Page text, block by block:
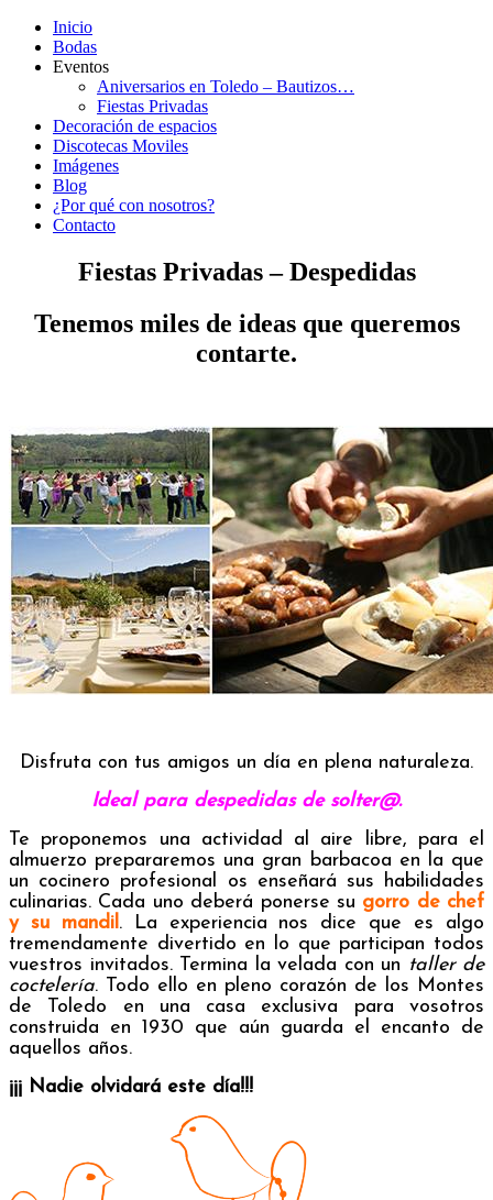
Inicio
Bodas
Eventos
Aniversarios en Toledo – Bautizos…
Fiestas Privadas
Decoración de espacios
Discotecas Moviles
Imágenes
Blog
¿Por qué con nosotros?
Contacto
Fiestas Privadas – Despedidas
Tenemos miles de ideas que queremos
contarte.
Disfruta con tus amigos un día en plena naturaleza.
Ideal para despedidas de solter@.
Te proponemos una actividad al aire libre, para el
almuerzo prepararemos una gran barbacoa en la que
un cocinero profesional os enseñará sus habilidades
culinarias. Cada uno deberá ponerse su gorro de chef
y su mandil . La experiencia nos dice que es algo
tremendamente divertido en lo que participan todos
vuestros invitados. Termina la velada con un taller de
coctelería. Todo ello en pleno corazón de los Montes
de Toledo en una casa exclusiva para vosotros
construida en 1930 que aún guarda el encanto de
aquellos años.
¡¡¡ Nadie olvidará este día!!!